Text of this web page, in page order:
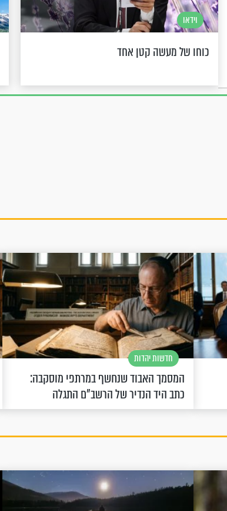
וידאו
כוחו של מעשה קטן אחד
חדשות יהדות
המסמך האבוד שנחשף במרתפי מוסקבה:
כתב היד הנדיר של הרשב"ם התגלה